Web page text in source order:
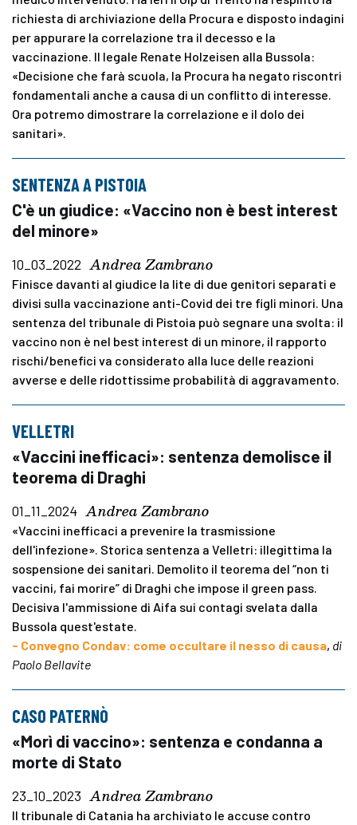
richiesta di archiviazione della Procura e disposto indagini
per appurare la correlazione tra il decesso e la
vaccinazione. Il legale Renate Holzeisen alla Bussola:
«Decisione che farà scuola, la Procura ha negato riscontri
fondamentali anche a causa di un conflitto di interesse.
Ora potremo dimostrare la correlazione e il dolo dei
sanitari».
SENTENZA A PISTOIA
C'è un giudice: «Vaccino non è best interest
del minore»
10_03_2022 Andrea Zambrano
Finisce davanti al giudice la lite di due genitori separati e
divisi sulla vaccinazione anti-Covid dei tre figli minori. Una
sentenza del tribunale di Pistoia può segnare una svolta: il
vaccino non è nel best interest di un minore, il rapporto
rischi/benefici va considerato alla luce delle reazioni
avverse e delle ridottissime probabilità di aggravamento.
VELLETRI
«Vaccini inefficaci»: sentenza demolisce il
teorema di Draghi
01_11_2024 Andrea Zambrano
«Vaccini inefficaci a prevenire la trasmissione
dell'infezione». Storica sentenza a Velletri: illegittima la
sospensione dei sanitari. Demolito il teorema del “non ti
vaccini, fai morire” di Draghi che impose il green pass.
Decisiva l'ammissione di Aifa sui contagi svelata dalla
Bussola quest'estate.
- Convegno Condav: come occultare il nesso di causa, di
Paolo Bellavite
CASO PATERNÒ
«Morì di vaccino»: sentenza e condanna a
morte di Stato
23_10_2023 Andrea Zambrano
Il tribunale di Catania ha archiviato le accuse contro